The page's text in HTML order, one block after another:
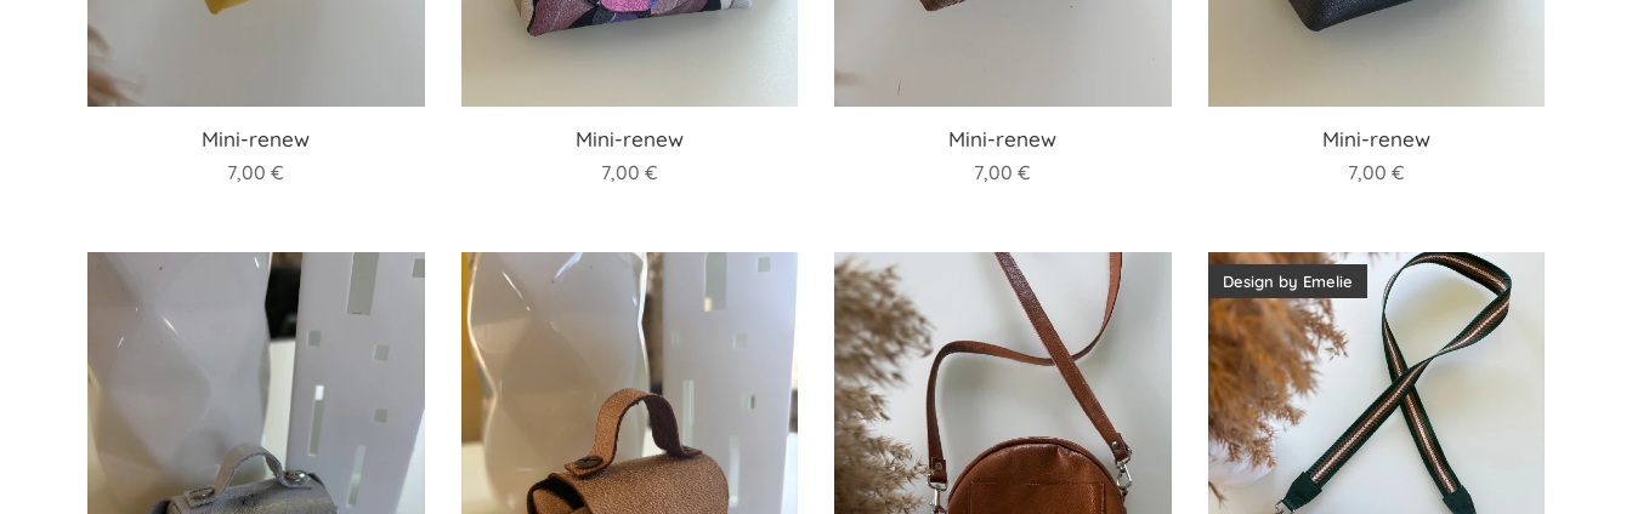
Mini-renew
7,00 €
Mini-renew
7,00 €
Mini-renew
7,00 €
Mini-renew
7,00 €
Design by Emelie